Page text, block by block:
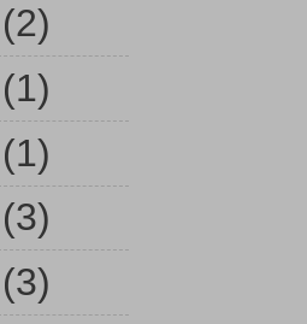
(2)
(1)
(1)
(3)
(3)